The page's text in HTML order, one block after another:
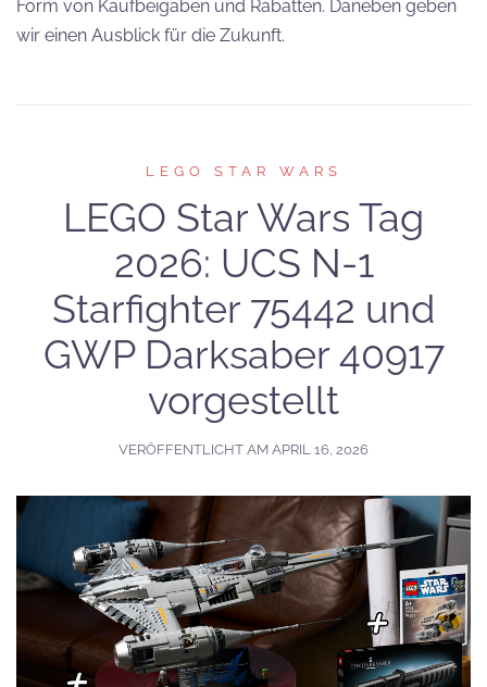
Form von Kaufbeigaben und Rabatten. Daneben geben
wir einen Ausblick für die Zukunft.
LEGO STAR WARS
LEGO Star Wars Tag
2026: UCS N-1
Starfighter 75442 und
GWP Darksaber 40917
vorgestellt
VERÖFFENTLICHT AM APRIL 16, 2026